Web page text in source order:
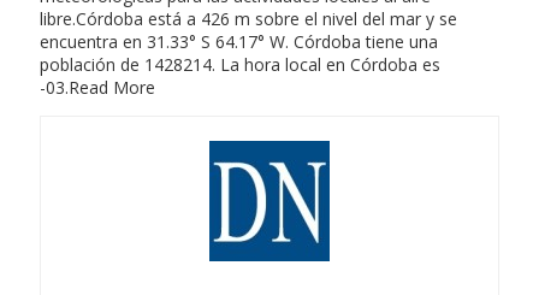
libre.Córdoba está a 426 m sobre el nivel del mar y se
encuentra en 31.33° S 64.17° W. Córdoba tiene una
población de 1428214. La hora local en Córdoba es
-03.Read More